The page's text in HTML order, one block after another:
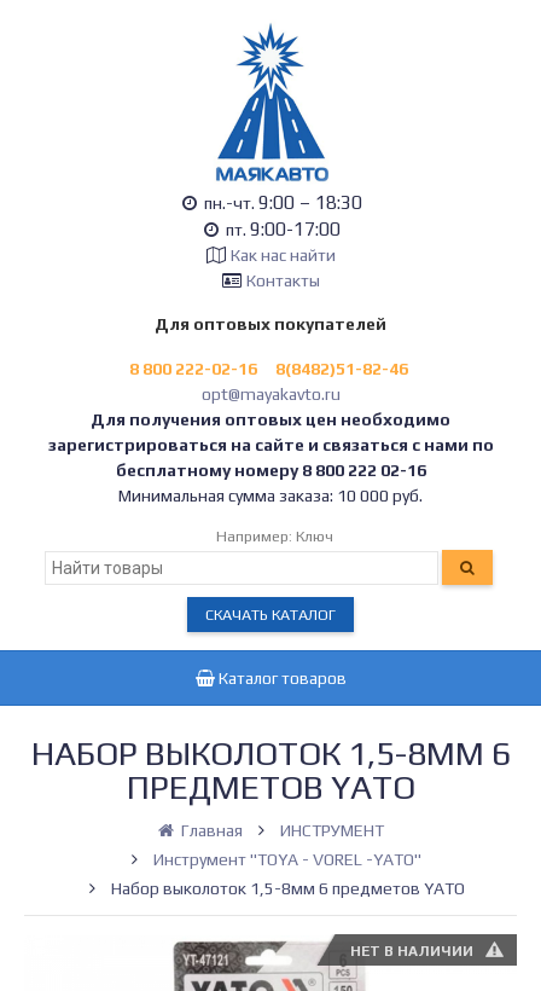
пн.-чт. 9:00 – 18:30
пт. 9:00-17:00
Как нас найти
Контакты
Для оптовых покупателей
8 800 222-02-16
8(8482)51-82-46
opt@mayakavto.ru
Для получения оптовых цен необходимо
зарегистрироваться на сайте и связаться с нами по
бесплатному номеру 8 800 222 02-16
Минимальная сумма заказа: 10 000 руб.
Например: Ключ
СКАЧАТЬ КАТАЛОГ
Каталог товаров
НАБОР ВЫКОЛОТОК 1,5-8ММ 6
ПРЕДМЕТОВ YATO
Главная
ИНСТРУМЕНТ
Инструмент "TOYA - VOREL -YATO"
Набор выколоток 1,5-8мм 6 предметов YATO
НЕТ В НАЛИЧИИ